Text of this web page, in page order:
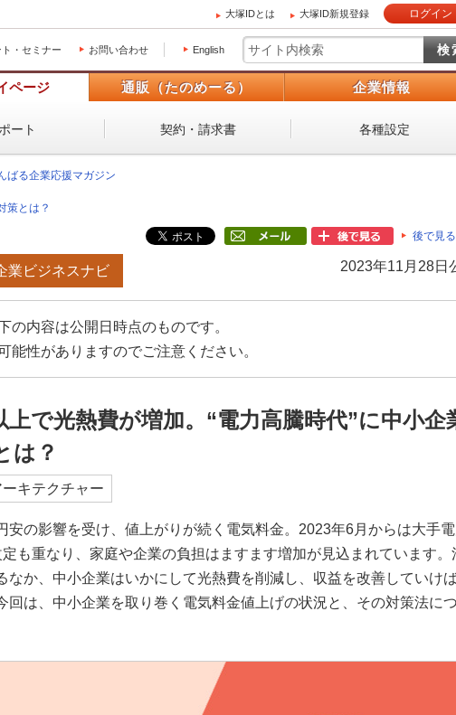
大塚IDとは 大塚ID新規登録 ログイン
ト・セミナー お問い合わせ English
ページ 通販（たのめーる） 企業情報
ート 契約・請求書 各種設定
ばる企業応援マガジン
策とは？
後で見
2023年11月28日
ビジネスナビ
の内容は公開日時点のものです。
能性がありますのでご注意ください。
上で光熱費が増加。“電力高騰時代”に中小企
は？
キテクチャー
安の影響を受け、値上がりが続く電気料金。2023年6月からは大手電
も重なり、家庭や企業の負担はますます増加が見込まれています。
なか、中小企業はいかにして光熱費を削減し、収益を改善していけ
回は、中小企業を取り巻く電気料金値上げの状況と、その対策法に